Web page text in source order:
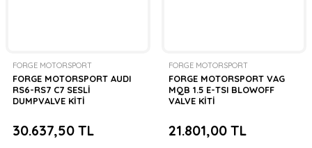
FORGE MOTORSPORT
FORGE MOTORSPORT AUDI
RS6-RS7 C7 SESLİ
DUMPVALVE KİTİ
30.637,50 TL
FORGE MOTORSPORT
FORGE MOTORSPORT VAG
MQB 1.5 E-TSI BLOWOFF
VALVE KİTİ
21.801,00 TL